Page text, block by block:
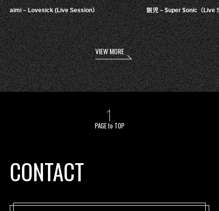
aimi – Lovesick (Live Session） 鋭児 – $uper $onic（Live
VIEW MORE
PAGE to TOP
CONTACT